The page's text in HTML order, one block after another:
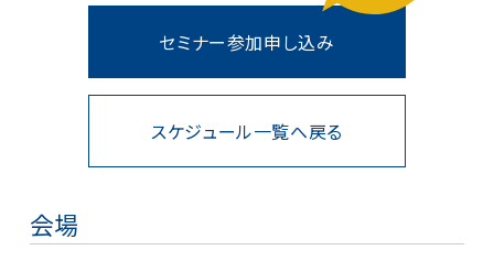
スケジュール一覧へ戻る
セミナー参加申し込み
会場